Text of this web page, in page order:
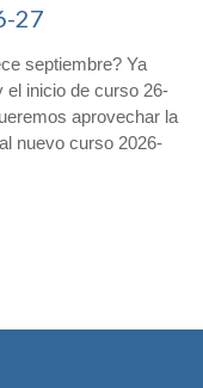
27
septiembre? Ya
el inicio de curso 26-
aprovechar la
nuevo curso 2026-
curso, os hacemos
el calendario escolar
El servicio de
de 8:00 a 9:00 y